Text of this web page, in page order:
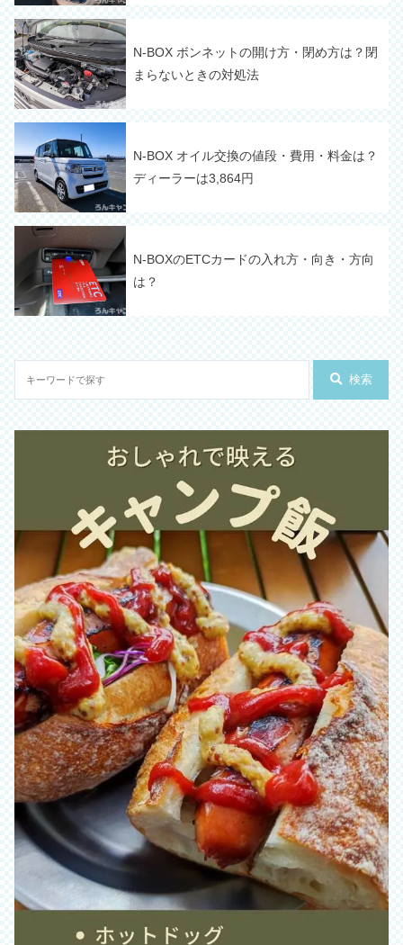
N-BOX ボンネットの開け方・閉め方は？閉
まらないときの対処法
N-BOX オイル交換の値段・費用・料金は？
ディーラーは3,864円
N-BOXのETCカードの入れ方・向き・方向
は？
検索